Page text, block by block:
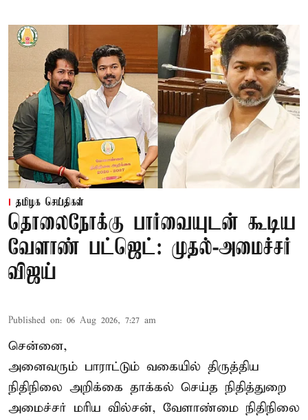
தமிழக செய்திகள்
தொலைநோக்கு பார்வையுடன் கூடிய
வேளாண் பட்ஜெட்: முதல்-அமைச்சர்
விஜய்
Published on: 06 Aug 2026, 7:27 am
சென்னை,
அனைவரும் பாராட்டும் வகையில் திருத்திய
நிதிநிலை அறிக்கை தாக்கல் செய்த நிதித்துறை
அமைச்சர் மரிய வில்சன், வேளாண்மை நிதிநிலை